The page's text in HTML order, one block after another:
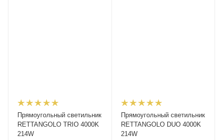
Прямоугольный светильник
RETTANGOLO TRIO 4000K
214W
Прямоугольный светильник
RETTANGOLO DUО 4000K
214W